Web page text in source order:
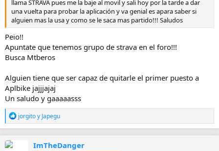
llama STRAVA pues me la baje al movil y sali hoy por la tarde a dar
una vuelta para probar la aplicación y va genial es apara saber si
alguien mas la usa y como se le saca mas partido!!! Saludos
Peio!!
Apuntate que tenemos grupo de strava en el foro!!!
Busca Mtberos
Alguien tiene que ser capaz de quitarle el primer puesto a
Aplbike jajjjajaj
Un saludo y gaaaaasss
R
e
a
jorgitoy Japegu
ImTheDanger